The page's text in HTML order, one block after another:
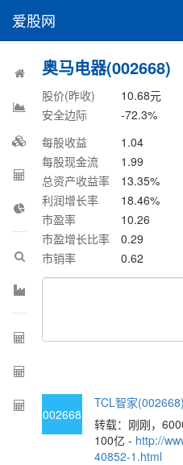
爱股网
奥马电器(002668)
股价(昨收) 10.68元
安全边际
-72.3%
每股收益
1.04
每股现金流
1.99
总资产收益率
13.35%
利润增长率
18.46%
市盈率
10.26
市盈增长比率
0.29
市销率
0.62
002668
TCL智家(002668)
转载：刚刚，
100亿 - http://
40852-1.html